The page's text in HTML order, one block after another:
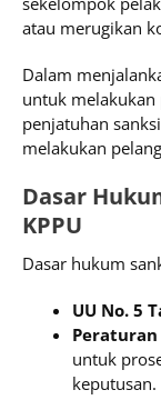
atau merugikan
Dalam
untuk melakukan
penjatuhan
melakukan
Dasar
KPPU
Dasar hukum
UU No. 5
Peraturan
untuk
keputusan.